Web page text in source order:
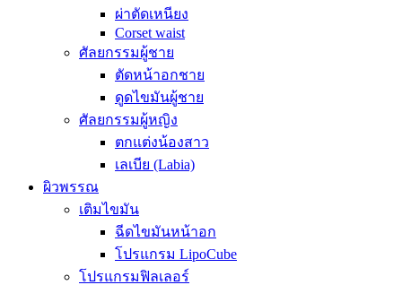
ผ่าตัดเหนียง
Corset waist
ศัลยกรรมผู้ชาย
ตัดหน้าอกชาย
ดูดไขมันผู้ชาย
ศัลยกรรมผู้หญิง
ตกแต่งน้องสาว
เลเบีย (Labia)
ผิวพรรณ
เติมไขมัน
ฉีดไขมันหน้าอก
โปรแกรม LipoCube
โปรแกรมฟิลเลอร์